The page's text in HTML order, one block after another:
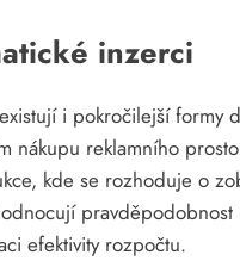
inzerci
i pokročilejší formy
nákupu reklamního
kde se rozhoduje o
efektivity rozpočtu.